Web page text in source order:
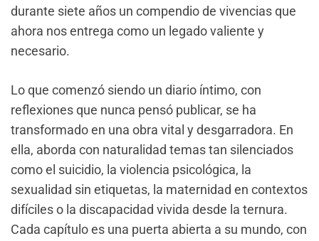
durante siete años un compendio de vivencias que
ahora nos entrega como un legado valiente y
necesario.
Lo que comenzó siendo un diario íntimo, con
reflexiones que nunca pensó publicar, se ha
transformado en una obra vital y desgarradora. En
ella, aborda con naturalidad temas tan silenciados
como el suicidio, la violencia psicológica, la
sexualidad sin etiquetas, la maternidad en contextos
difíciles o la discapacidad vivida desde la ternura.
Cada capítulo es una puerta abierta a su mundo, con